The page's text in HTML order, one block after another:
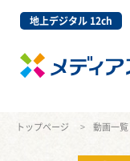
地上デジタル 12ch
トップページ 動画一覧